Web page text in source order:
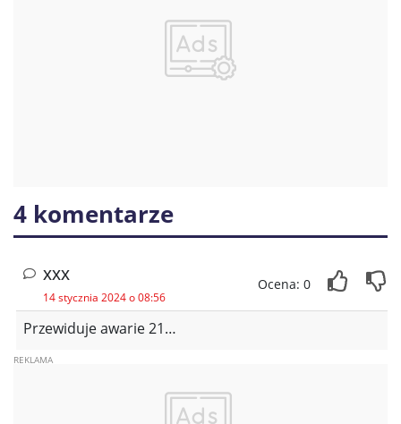
4 komentarze
xxx
14 stycznia 2024 o 08:56
Ocena: 0
Przewiduje awarie 21…